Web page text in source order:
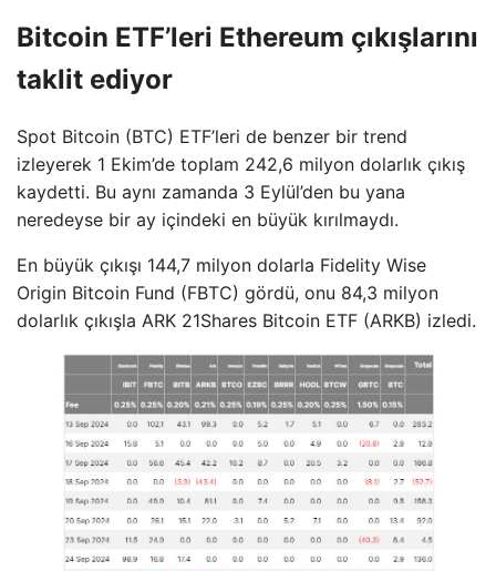
Bitcoin ETF’leri Ethereum çıkışlarını
taklit ediyor
Spot Bitcoin (BTC) ETF’leri de benzer bir trend
izleyerek 1 Ekim’de toplam 242,6 milyon dolarlık çıkış
kaydetti. Bu aynı zamanda 3 Eylül’den bu yana
neredeyse bir ay içindeki en büyük kırılmaydı.
En büyük çıkışı 144,7 milyon dolarla Fidelity Wise
Origin Bitcoin Fund (FBTC) gördü, onu 84,3 milyon
dolarlık çıkışla ARK 21Shares Bitcoin ETF (ARKB) izledi.